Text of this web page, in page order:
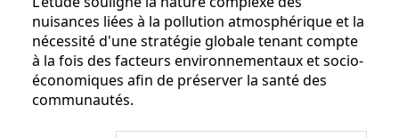
nuisances liées à la pollution atmosphérique et la
nécessité d'une stratégie globale tenant compte
à la fois des facteurs environnementaux et socio-
économiques afin de préserver la santé des
communautés.